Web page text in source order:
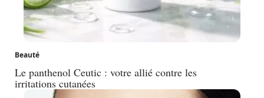
Beauté
Le panthenol Ceutic : votre allié contre les
irritations cutanées